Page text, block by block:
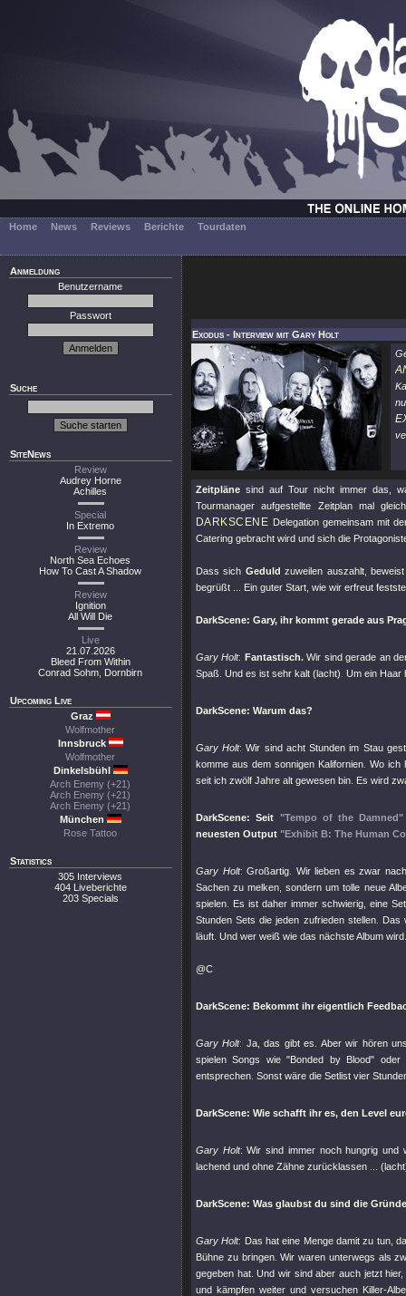
Home News Reviews Berichte Tourdaten
Anmeldung
Benutzername
Passwort
Suche
SiteNews
Review
Audrey Horne
Achilles
Special
In Extremo
Review
North Sea Echoes
How To Cast A Shadow
Review
Ignition
All Will Die
Live
21.07.2026
Bleed From Within
Conrad Sohm, Dornbirn
Upcoming Live
Graz
Wolfmother
Innsbruck
Wolfmother
Dinkelsbühl
Arch Enemy (+21)
Arch Enemy (+21)
Arch Enemy (+21)
München
Rose Tattoo
Statistics
305 Interviews
404 Liveberichte
203 Specials
Exodus - Interview mit Gary Holt
Zeitpläne sind auf Tour nicht immer das,
Tourmanager aufgestellte Zeitplan mal
DARKSCENE Delegation gemeinsam mit
Catering gebracht wird und sich die
Dass sich Geduld zuweilen auszahlt,
begrüßt ... Ein guter Start, wie wir erfreut
DarkScene: Gary, ihr kommt gerade aus
Gary Holt: Fantastisch.Wir sind gerade an
Spaß. Und es ist sehr kalt (lacht). Um ein Haar
DarkScene: Warum das?
Gary Holt: Wir sind acht Stunden im Stau
komme aus dem sonnigen Kalifornien. Wo
seit ich zwölf Jahre alt gewesen bin. Es wird
DarkScene: Seit "Tempo of the Damned"
neuesten Output "Exhibit B: The Human
Gary Holt: Großartig. Wir lieben es zwar
Sachen zu melken, sondern um tolle neue
spielen. Es ist daher immer schwierig, eine
Stunden Sets die jeden zufrieden stellen.
läuft. Und wer weiß wie das nächste Album wird.
@C
DarkScene: Bekommt ihr eigentlich
Gary Holt: Ja, das gibt es. Aber wir hören
spielen Songs wie"Bonded by Blood" oder
entsprechen. Sonst wäre die Setlist vier
DarkScene: Wie schafft ihr es, den Level
Gary Holt: Wir sind immer noch hungrig und
lachend und ohne Zähne zurücklassen ...
DarkScene: Was glaubst du sind die
Gary Holt: Das hat eine Menge damit zu tun,
Bühne zu bringen. Wir waren unterwegs als
gegeben hat. Und wir sind aber auch jetzt
und kämpfen weiter und versuchen Killer-